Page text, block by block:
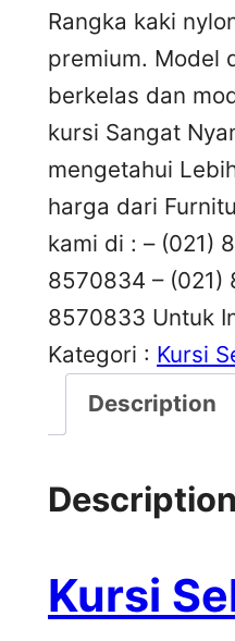
Rangka kaki
premium. Model
berkelas dan
kursi Sangat
mengetahui
harga dari
kami di : – (021)
8570834 – (021)
8570833 Untuk
Kategori : Kursi
Description
Description
Kursi